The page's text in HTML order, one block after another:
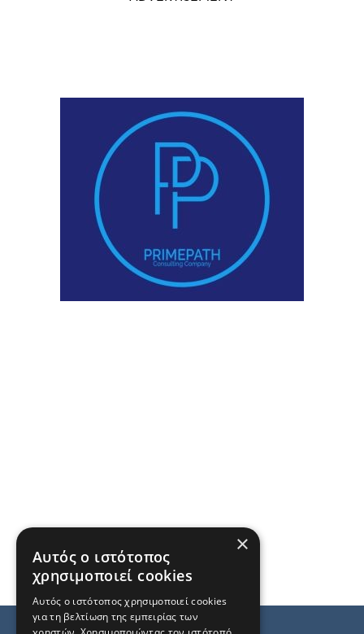
×
Αυτός ο ιστότοπος
χρησιμοποιεί cookies
Αυτός ο ιστότοπος χρησιμοποιεί cookies
για τη βελτίωση της εμπειρίας των